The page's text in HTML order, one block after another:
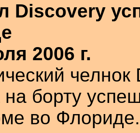
Discovery
2006 г.
челнок
на борту
во